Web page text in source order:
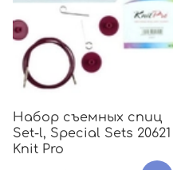
Набор съемных спиц
Set-l, Special Sets 20621
Knit Pro